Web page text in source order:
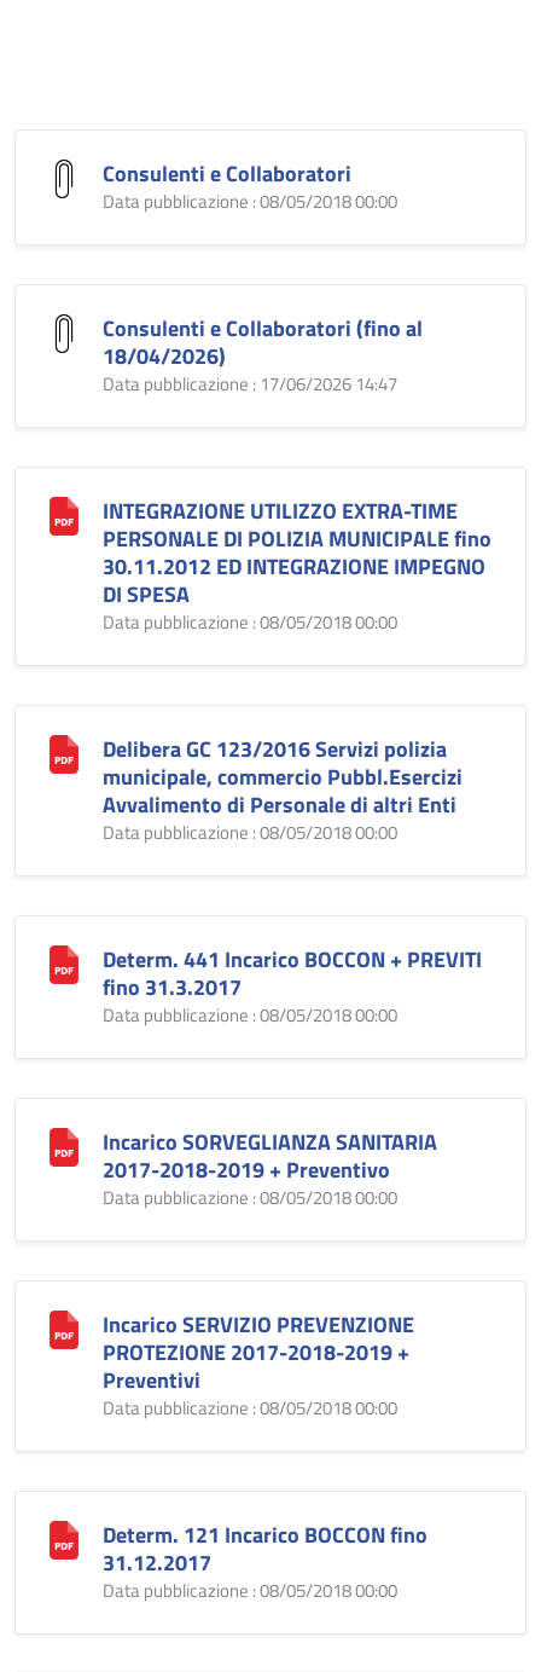
Consulenti e Collaboratori
Data pubblicazione : 08/05/2018 00:00
Consulenti e Collaboratori (fino al
18/04/2026)
Data pubblicazione : 17/06/2026 14:47
INTEGRAZIONE UTILIZZO EXTRA-TIME
PERSONALE DI POLIZIA MUNICIPALE fino
30.11.2012 ED INTEGRAZIONE IMPEGNO
DI SPESA
Data pubblicazione : 08/05/2018 00:00
Delibera GC 123/2016 Servizi polizia
municipale, commercio Pubbl.Esercizi
Avvalimento di Personale di altri Enti
Data pubblicazione : 08/05/2018 00:00
Determ. 441 Incarico BOCCON + PREVITI
fino 31.3.2017
Data pubblicazione : 08/05/2018 00:00
Incarico SORVEGLIANZA SANITARIA
2017-2018-2019 + Preventivo
Data pubblicazione : 08/05/2018 00:00
Incarico SERVIZIO PREVENZIONE
PROTEZIONE 2017-2018-2019 +
Preventivi
Data pubblicazione : 08/05/2018 00:00
Determ. 121 Incarico BOCCON fino
31.12.2017
Data pubblicazione : 08/05/2018 00:00